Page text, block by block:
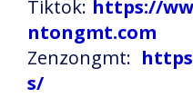
Tiktok: https://
ntongmt.com
Zenzongmt:
s/